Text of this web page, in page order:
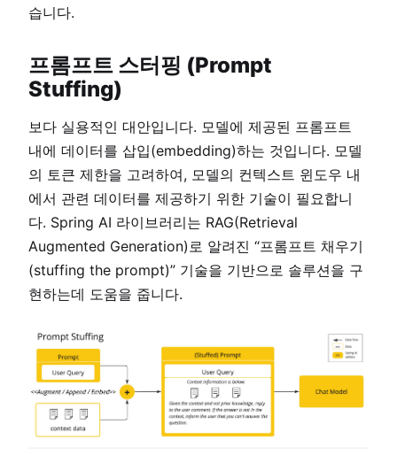
습니다.
프롬프트 스터핑 (Prompt
Stuffing)
보다 실용적인 대안입니다. 모델에 제공된 프롬프트
내에 데이터를 삽입(embedding)하는 것입니다. 모델
의 토큰 제한을 고려하여, 모델의 컨텍스트 윈도우 내
에서 관련 데이터를 제공하기 위한 기술이 필요합니
다. Spring AI 라이브러리는 RAG(Retrieval
Augmented Generation)로 알려진 “프롬프트 채우기
(stuffing the prompt)” 기술을 기반으로 솔루션을 구
현하는데 도움을 줍니다.